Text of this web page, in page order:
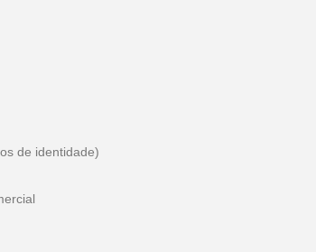
de identidade)